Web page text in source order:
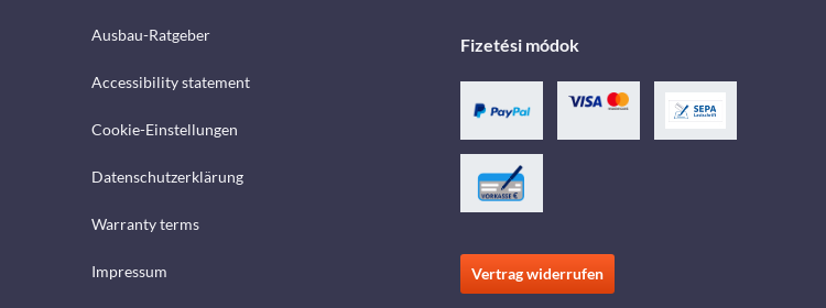
Ausbau-Ratgeber
Accessibility statement
Cookie-Einstellungen
Datenschutzerklärung
Warranty terms
Impressum
Fizetési módok
Vertrag widerrufen